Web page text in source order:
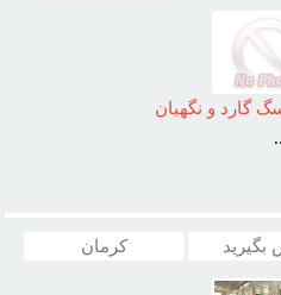
گارد و نگهبان
بگیرید كرمان